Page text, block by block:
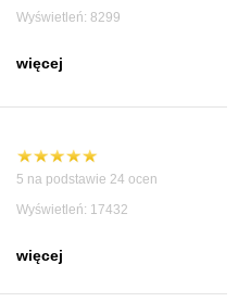
Wyświetleń: 8299
więcej
5 na podstawie 24 ocen
Wyświetleń: 17432
więcej